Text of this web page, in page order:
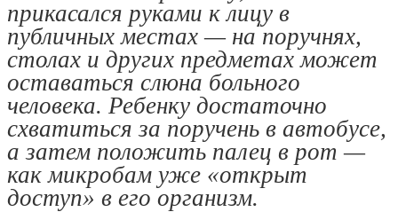
прикасался руками к лицу в
публичных местах — на поручнях,
столах и других предметах может
оставаться слюна больного
человека. Ребенку достаточно
схватиться за поручень в автобусе,
а затем положить палец в рот —
как микробам уже «открыт
доступ» в его организм.